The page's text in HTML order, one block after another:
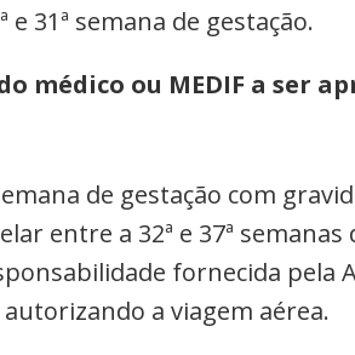
31ª semana de gestação.
médico ou MEDIF a ser
de gestação com
entre a 32ª e 37ª semanas
fornecida pela
a viagem aérea.